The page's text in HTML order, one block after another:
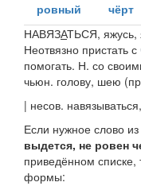
ровный
чёрт
НАВЯЗАТЬСЯ,
Неотвязно пристать с
помогать. Н. со
чьюн. голову, шею
| несов. навязываться
Если нужное слово
выдется, не ровен
приведённом
формы: